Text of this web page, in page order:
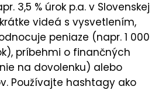
3,5 % úrok p.a. v Slovenskej
krátke videá s vysvetlením,
peniaze (napr. 1 000
príbehmi o finančných
na dovolenku) alebo
Používajte hashtagy ako